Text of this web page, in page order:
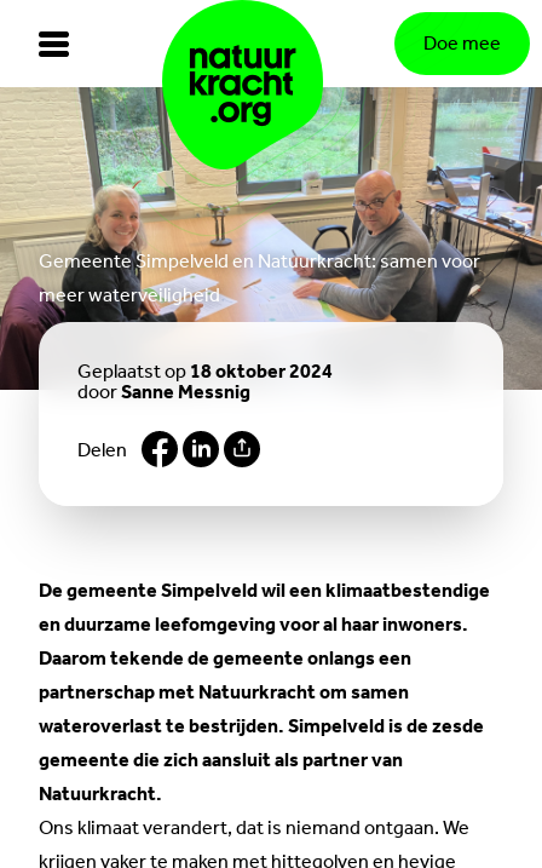
Doe mee
Gemeente Simpelveld en Natuurkracht: samen voor
meer waterveiligheid
Geplaatst op 18 oktober 2024
doorSanne Messnig
Delen
De gemeente Simpelveld wil een klimaatbestendige
en duurzame leefomgeving voor al haar inwoners.
Daarom tekende de gemeente onlangs een
partnerschap met Natuurkracht om samen
wateroverlast te bestrijden. Simpelveld is de zesde
gemeente die zich aansluit als partner van
Natuurkracht.
Ons klimaat verandert, dat is niemand ontgaan. We
krijgen vaker te maken met hittegolven en hevige